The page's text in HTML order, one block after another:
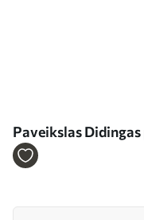
Paveikslas
apsuptas žibintų